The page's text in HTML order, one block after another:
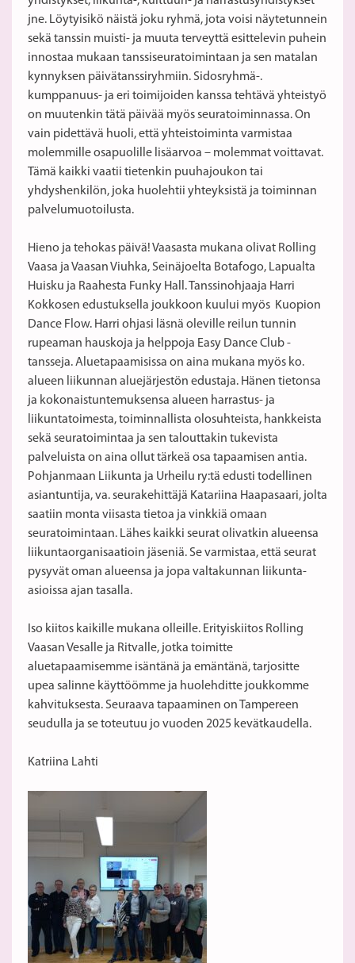
jne. Löytyisikö näistä joku ryhmä, jota voisi näytetunnein
sekä tanssin muisti- ja muuta terveyttä esittelevin puhein
innostaa mukaan tanssiseuratoimintaan ja sen matalan
kynnyksen päivätanssiryhmiin. Sidosryhmä-.
kumppanuus- ja eri toimijoiden kanssa tehtävä yhteistyö
on muutenkin tätä päivää myös seuratoiminnassa. On
vain pidettävä huoli, että yhteistoiminta varmistaa
molemmille osapuolille lisäarvoa – molemmat voittavat.
Tämä kaikki vaatii tietenkin puuhajoukon tai
yhdyshenkilön, joka huolehtii yhteyksistä ja toiminnan
palvelumuotoilusta.
Hieno ja tehokas päivä! Vaasasta mukana olivat Rolling
Vaasa ja Vaasan Viuhka, Seinäjoelta Botafogo, Lapualta
Huisku ja Raahesta Funky Hall. Tanssinohjaaja Harri
Kokkosen edustuksella joukkoon kuului myös Kuopion
Dance Flow. Harri ohjasi läsnä oleville reilun tunnin
rupeaman hauskoja ja helppoja Easy Dance Club -
tansseja. Aluetapaamisissa on aina mukana myös ko.
alueen liikunnan aluejärjestön edustaja. Hänen tietonsa
ja kokonaistuntemuksensa alueen harrastus- ja
liikuntatoimesta, toiminnallista olosuhteista, hankkeista
sekä seuratoimintaa ja sen talouttakin tukevista
palveluista on aina ollut tärkeä osa tapaamisen antia.
Pohjanmaan Liikunta ja Urheilu ry:tä edusti todellinen
asiantuntija, va. seurakehittäjä Katariina Haapasaari, jolta
saatiin monta viisasta tietoa ja vinkkiä omaan
seuratoimintaan. Lähes kaikki seurat olivatkin alueensa
liikuntaorganisaatioin jäseniä. Se varmistaa, että seurat
pysyvät oman alueensa ja jopa valtakunnan liikunta-
asioissa ajan tasalla.
Iso kiitos kaikille mukana olleille. Erityiskiitos Rolling
Vaasan Vesalle ja Ritvalle, jotka toimitte
aluetapaamisemme isäntänä ja emäntänä, tarjositte
upea salinne käyttöömme ja huolehditte joukkomme
kahvituksesta. Seuraava tapaaminen on Tampereen
seudulla ja se toteutuu jo vuoden 2025 kevätkaudella.
Katriina Lahti